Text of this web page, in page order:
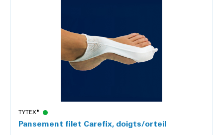
TYTEX®
Pansement filet Carefix, doigts/orteil